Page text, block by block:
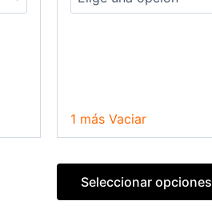
1 más Vaciar
Seleccionar opciones